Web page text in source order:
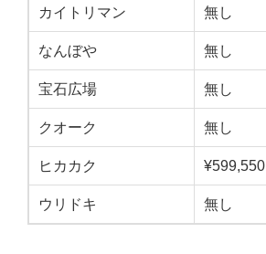
カイトリマン 無し
なんぼや 無し
宝石広場 無し
クオーク 無し
ヒカカク ¥599,550
ウリドキ 無し